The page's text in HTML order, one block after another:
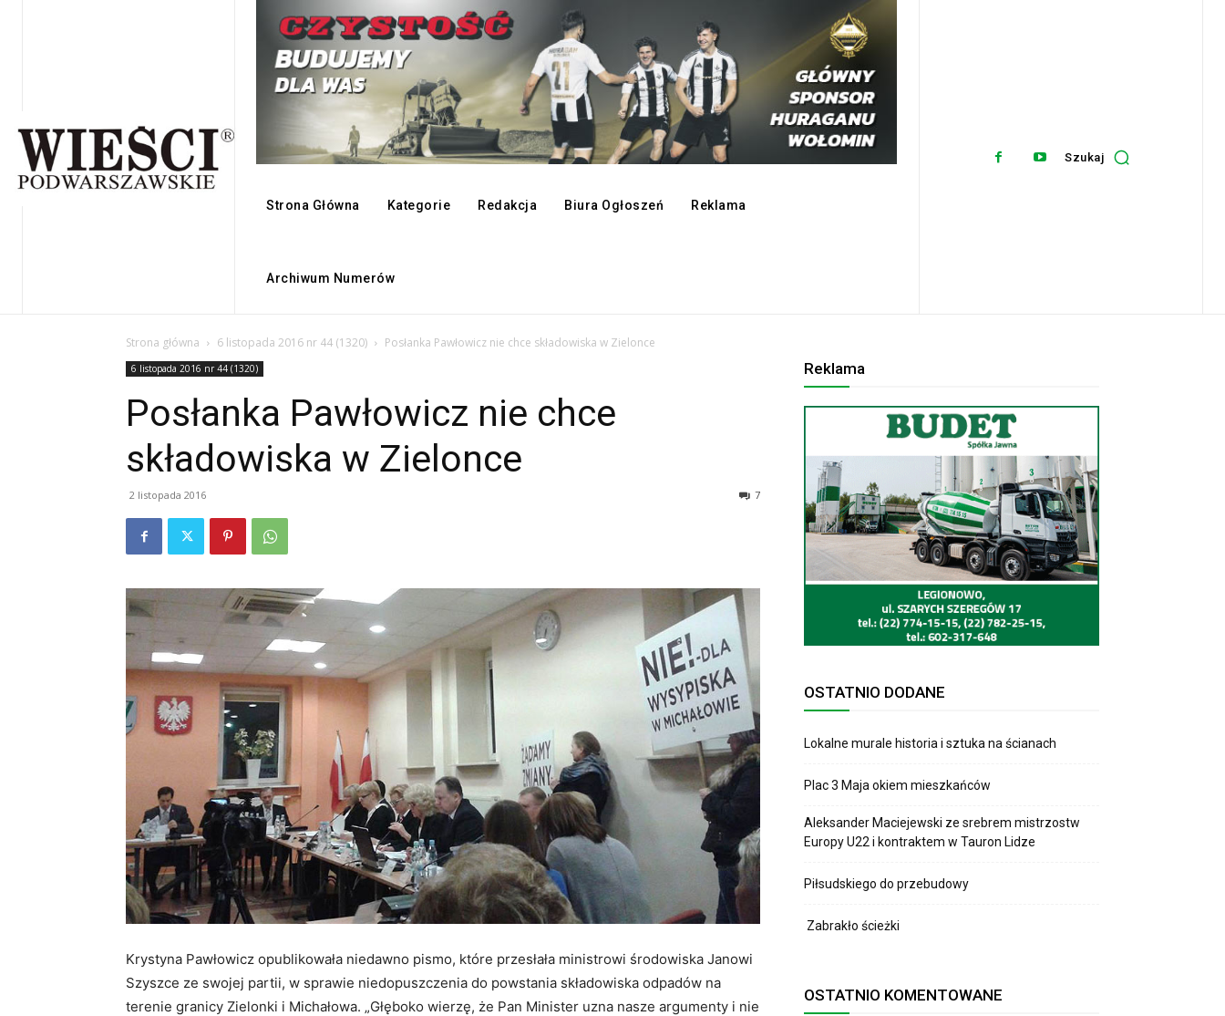
Strona Główna Kategorie Redakcja Biura Ogłoszeń Reklama
Archiwum Numerów
Szukaj
Strona główna 6 listopada 2016 nr 44 (1320) Posłanka Pawłowicz nie chce składowiska w Zielonce
6 listopada 2016 nr 44 (1320)
Posłanka Pawłowicz nie chce
składowiska w Zielonce
2 listopada 2016 7
Krystyna Pawłowicz opublikowała niedawno pismo, które przesłała ministrowi środowiska Janowi
Szyszce ze swojej partii, w sprawie niedopuszczenia do powstania składowiska odpadów na
terenie granicy Zielonki i Michałowa. „Głęboko wierzę, że Pan Minister uzna nasze argumenty i nie
Reklama
OSTATNIO DODANE
Lokalne murale historia i sztuka na ścianach
Plac 3 Maja okiem mieszkańców
Aleksander Maciejewski ze srebrem mistrzostw
Europy U22 i kontraktem w Tauron Lidze
Piłsudskiego do przebudowy
Zabrakło ścieżki
OSTATNIO KOMENTOWANE